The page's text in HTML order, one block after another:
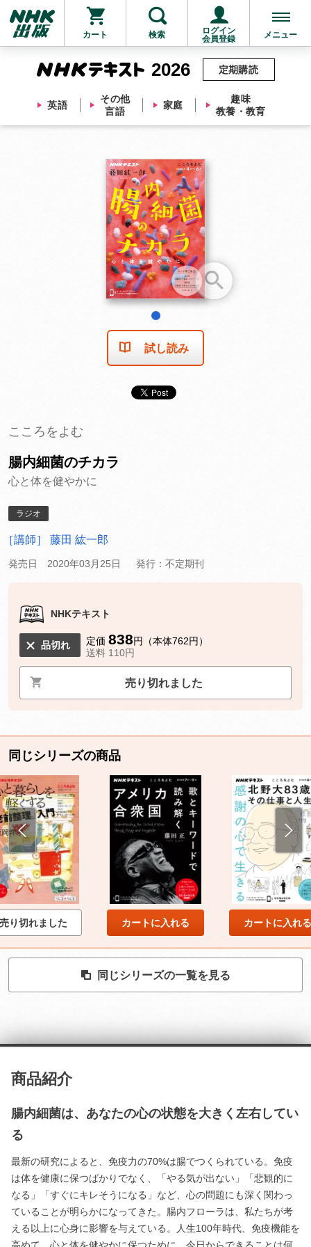
カート 検索
ログイン
会員登録
メニュー
2026
英語
その他
言語
家庭
趣味
教養・教育
定期購読
他にも商品を買う
試し読み
こころをよむ
腸内細菌のチカラ
心と体を健やかに
ラジオ
［講師］ 藤田 紘一郎
発売日 2020年03月25日 発行：不定期刊
NHKテキスト
品切れ 定価 838円（本体762円）
送料 110円
売り切れました
同じシリーズの商品
売り切れました カートに入れる カートに入れる
同じシリーズの一覧を見る
商品紹介
腸内細菌は、あなたの心の状態を大きく左右してい
る
最新の研究によると、免疫力の70%は腸でつくられている。免疫
は体を健康に保つばかりでなく、「やる気が出ない」「悲観的に
なる」「すぐにキレそうになる」など、心の問題にも深く関わっ
ていることが明らかになってきた。腸内フローラは、私たちが考
える以上に心身に影響を与えている。人生100年時代、免疫機能を
高めて、心と体を健やかに保つために、今日からできることは何